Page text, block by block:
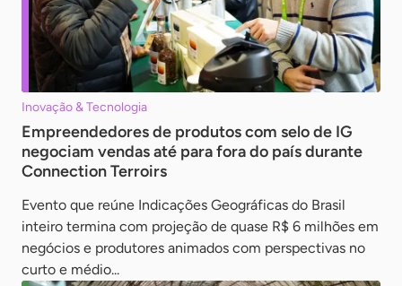
Inovação & Tecnologia
Empreendedores de produtos com selo de IG
negociam vendas até para fora do país durante
Connection Terroirs
Evento que reúne Indicações Geográficas do Brasil
inteiro termina com projeção de quase R$ 6 milhões em
negócios e produtores animados com perspectivas no
curto e médio...